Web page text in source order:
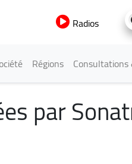
Radios
Régions
par